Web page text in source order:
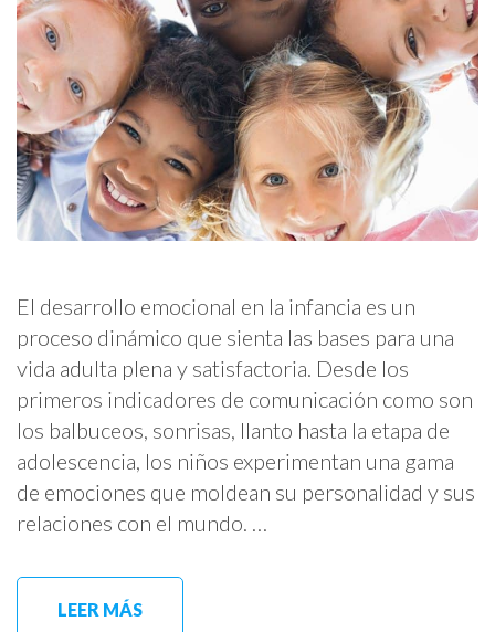
El desarrollo emocional en la infancia es un
proceso dinámico que sienta las bases para una
vida adulta plena y satisfactoria. Desde los
primeros indicadores de comunicación como son
los balbuceos, sonrisas, llanto hasta la etapa de
adolescencia, los niños experimentan una gama
de emociones que moldean su personalidad y sus
relaciones con el mundo. …
LEER MÁS